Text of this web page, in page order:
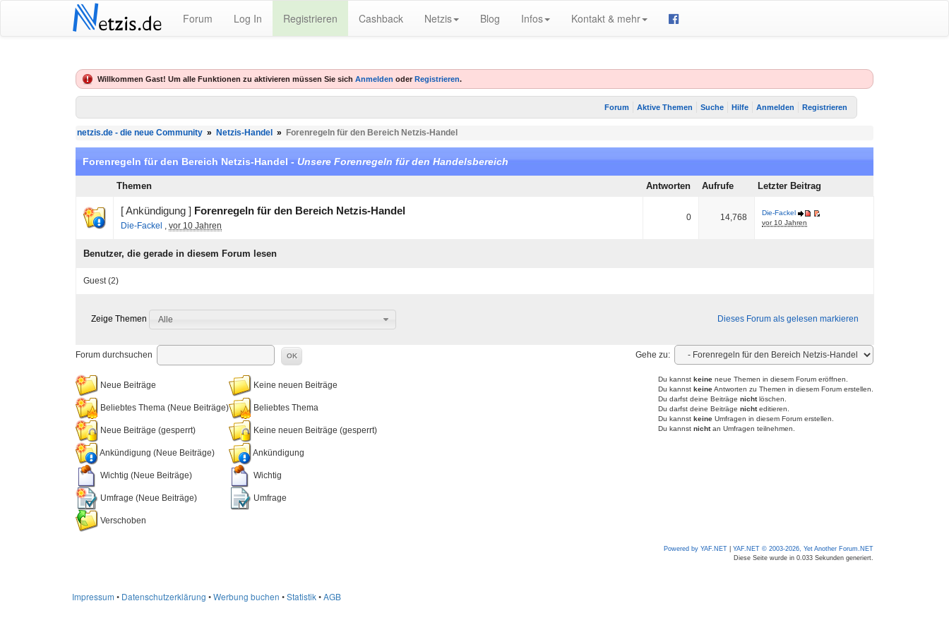
Netzis.de Forum Log In Registrieren Cashback Netzis Blog Infos Kontakt & mehr
Willkommen Gast! Um alle Funktionen zu aktivieren müssen Sie sich Anmelden oder Registrieren.
Forum Aktive Themen Suche Hilfe Anmelden Registrieren
netzis.de - die neue Community » Netzis-Handel » Forenregeln für den Bereich Netzis-Handel
Forenregeln für den Bereich Netzis-Handel -Unsere Forenregeln für den Handelsbereich
Themen Antworten Aufrufe Letzter Beitrag
[ Ankündigung ] Forenregeln für den Bereich Netzis-Handel
Die-Fackel , vor 10 Jahren
0 14,768
Die-Fackel
vor 10 Jahren
Benutzer, die gerade in diesem Forum lesen
Guest(2)
Zeige Themen Alle Dieses Forum als gelesen markieren
Forum durchsuchen OK Gehe zu:
Neue Beiträge Keine neuen Beiträge
Beliebtes Thema (Neue Beiträge) Beliebtes Thema
Neue Beiträge (gesperrt) Keine neuen Beiträge (gesperrt)
Ankündigung (Neue Beiträge) Ankündigung
Wichtig (Neue Beiträge) Wichtig
Umfrage (Neue Beiträge) Umfrage
Verschoben
Du kannst keine neue Themen in diesem Forum eröffnen.
Du kannst keineAntworten zu Themen in diesem Forum erstellen.
Du darfst deine Beiträge nichtlöschen.
Du darfst deine Beiträge nichteditieren.
Du kannst keine Umfragen in diesem Forum erstellen.
Du kannst nichtan Umfragen teilnehmen.
Powered by YAF.NET
YAF.NET © 2003-2026, Yet Another Forum.NET
Diese Seite wurde in 0.033 Sekunden generiert.
Impressum • Datenschutzerklärung •Werbung buchen •Statistik•AGB